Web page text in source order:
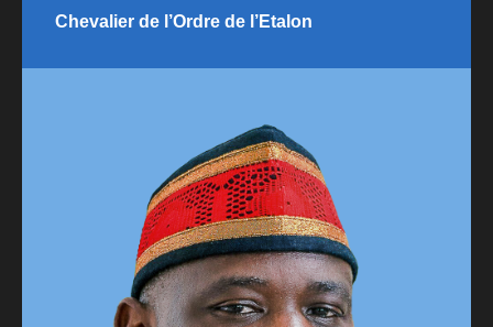
Chevalier de l’Ordre de l’Etalon